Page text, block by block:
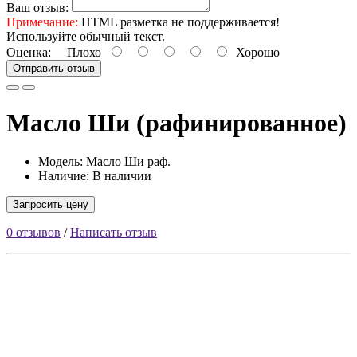
Ваш отзыв:
Примечание: HTML разметка не поддерживается!
Используйте обычный текст.
Оценка: Плохо Хорошо
Отправить отзыв
Масло Ши (рафинированное)
Модель: Масло Ши раф.
Наличие: В наличии
Запросить цену
0 отзывов /Написать отзыв